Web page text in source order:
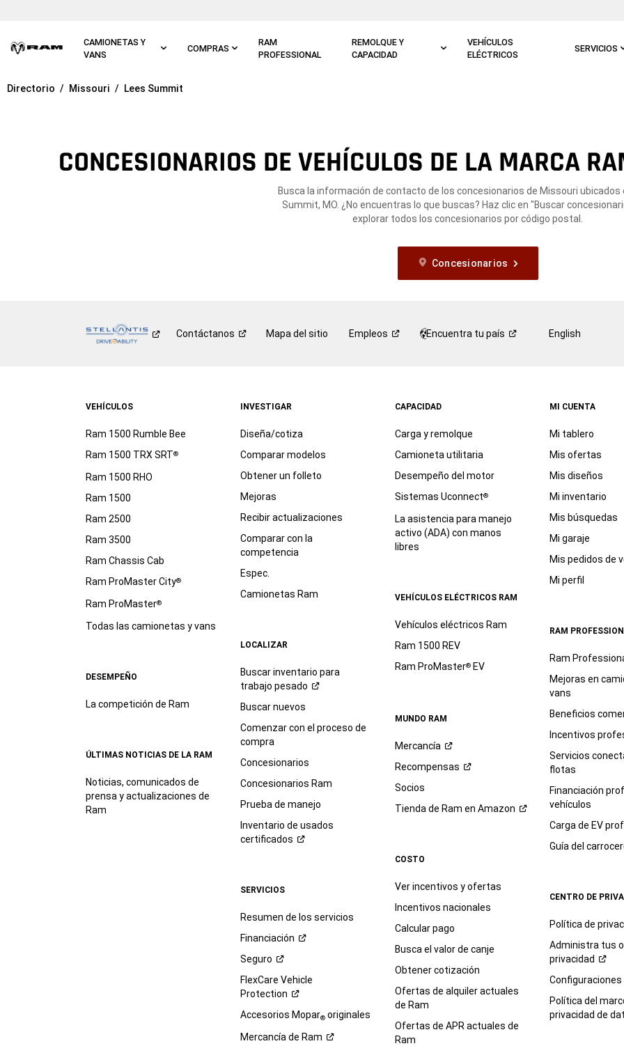
CAMIONETAS Y
VANS
COMPRAS
RAM
PROFESSIONAL
REMOLQUE Y
CAPACIDAD
VEHÍCULOS
ELÉCTRICOS
SERVICIOS
Ir a
Directorio Missouri Lees Summit
CONCESIONARIOS DE VEHÍCULOS DE LA MARCA
Busca la información de contacto de los concesionarios de Missouri ubicados
Summit, MO. ¿No encuentras lo que buscas? Haz clic en "Buscar
explorar todos los concesionarios por código postal.
Concesionarios
Contáctanos Mapa del sitio Empleos Encuentra tu país English
VEHÍCULOS
Ram 1500 Rumble Bee
Ram 1500 TRX SRT®
Ram 1500 RHO
Ram 1500
Ram 2500
Ram 3500
Ram Chassis Cab
Ram ProMaster City®
Ram ProMaster®
Todas las camionetas y vans
DESEMPEÑO
La competición de Ram
ÚLTIMAS NOTICIAS DE LA RAM
Noticias, comunicados de
prensa y actualizaciones de
Ram
INVESTIGAR
Diseña/cotiza
Comparar modelos
Obtener un folleto
Mejoras
Recibir actualizaciones
Comparar con la
competencia
Espec.
Camionetas Ram
LOCALIZAR
Buscar inventario para
trabajo pesado
Buscar nuevos
Comenzar con el proceso de
compra
Concesionarios
Concesionarios Ram
Prueba de manejo
Inventario de usados
certificados
SERVICIOS
Resumen de los servicios
Financiación
Seguro
FlexCare Vehicle
Protection
Accesorios Mopar®originales
Mercancía de Ram
CAPACIDAD
Carga y remolque
Camioneta utilitaria
Desempeño del motor
Sistemas Uconnect®
La asistencia para manejo
activo (ADA) con manos
libres
VEHÍCULOS ELÉCTRICOS RAM
Vehículos eléctricos Ram
Ram 1500 REV
Ram ProMaster®EV
MUNDO RAM
Mercancía
Recompensas
Socios
Tienda de Ram en Amazon
COSTO
Ver incentivos y ofertas
Incentivos nacionales
Calcular pago
Busca el valor de canje
Obtener cotización
Ofertas de alquiler actuales
de Ram
Ofertas de APR actuales de
Ram
MI CUENTA
Mi tablero
Mis ofertas
Mis diseños
Mi inventario
Mis búsquedas
Mi garaje
Mis pedidos de
Mi perfil
RAM
Ram
Mejoras en
vans
Beneficios
Incentivos
Servicios
flotas
Financiación
vehículos
Carga de EV
Guía del
CENTRO DE
Política de
Administra tus
privacidad
Configuraciones
Política del
privacidad de